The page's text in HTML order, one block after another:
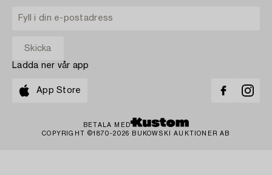
Ladda ner vår app
App Store
BETALA MED
COPYRIGHT ©1870-2026 BUKOWSKI AUKTIONER AB